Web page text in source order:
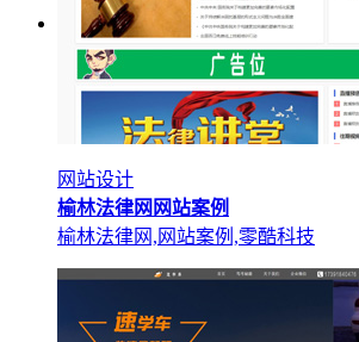
网站设计
榆林法律网网站案例
榆林法律网,网站案例,零酷科技